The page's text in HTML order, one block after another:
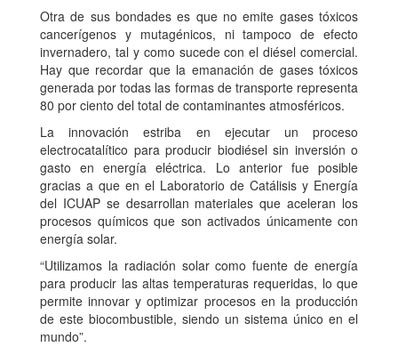
Otra de sus bondades es que no emite gases tóxicos
cancerígenos y mutagénicos, ni tampoco de efecto
invernadero, tal y como sucede con el diésel comercial.
Hay que recordar que la emanación de gases tóxicos
generada por todas las formas de transporte representa
80 por ciento del total de contaminantes atmosféricos.
La innovación estriba en ejecutar un proceso
electrocatalítico para producir biodiésel sin inversión o
gasto en energía eléctrica. Lo anterior fue posible
gracias a que en el Laboratorio de Catálisis y Energía
del ICUAP se desarrollan materiales que aceleran los
procesos químicos que son activados únicamente con
energía solar.
“Utilizamos la radiación solar como fuente de energía
para producir las altas temperaturas requeridas, lo que
permite innovar y optimizar procesos en la producción
de este biocombustible, siendo un sistema único en el
mundo”.